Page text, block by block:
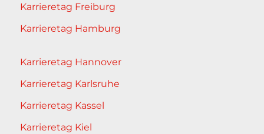
Karrieretag Freiburg
Karrieretag Hamburg
Karrieretag Hannover
Karrieretag Karlsruhe
Karrieretag Kassel
Karrieretag Kiel